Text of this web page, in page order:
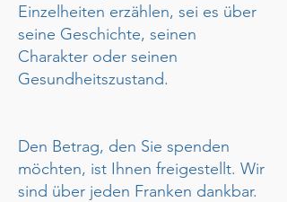
Einzelheiten erzählen, sei es über
seine Geschichte, seinen
Charakter oder seinen
Gesundheitszustand.
Den Betrag, den Sie spenden
möchten, ist Ihnen freigestellt. Wir
sind über jeden Franken dankbar.